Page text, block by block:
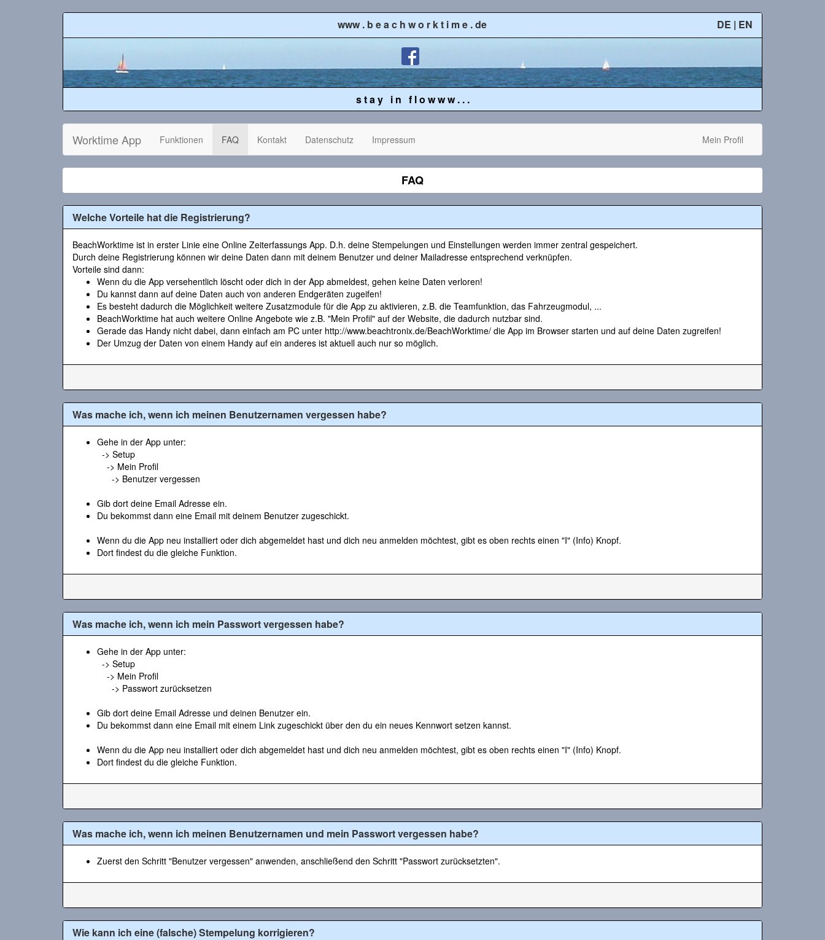
www . b e a c h w o r k t i m e . de DE | EN
s t a y i n f l o w w w . . .
Worktime App Funktionen FAQ Kontakt Datenschutz Impressum Mein Profil
FAQ
Welche Vorteile hat die Registrierung?
BeachWorktime ist in erster Linie eine Online Zeiterfassungs App. D.h. deine Stempelungen und Einstellungen werden immer zentral gespeichert.
Durch deine Registrierung können wir deine Daten dann mit deinem Benutzer und deiner Mailadresse entsprechend verknüpfen.
Vorteile sind dann:
Wenn du die App versehentlich löscht oder dich in der App abmeldest, gehen keine Daten verloren!
Du kannst dann auf deine Daten auch von anderen Endgeräten zugeifen!
Es besteht dadurch die Möglichkeit weitere Zusatzmodule für die App zu aktivieren, z.B. die Teamfunktion, das Fahrzeugmodul, ...
BeachWorktime hat auch weitere Online Angebote wie z.B. "Mein Profil" auf der Website, die dadurch nutzbar sind.
Gerade das Handy nicht dabei, dann einfach am PC unter http://www.beachtronix.de/BeachWorktime/ die App im Browser starten und auf deine Daten zugreifen!
Der Umzug der Daten von einem Handy auf ein anderes ist aktuell auch nur so möglich.
Was mache ich, wenn ich meinen Benutzernamen vergessen habe?
Gehe in der App unter:
-> Setup
-> Mein Profil
-> Benutzer vergessen
Gib dort deine Email Adresse ein.
Du bekommst dann eine Email mit deinem Benutzer zugeschickt.
Wenn du die App neu installiert oder dich abgemeldet hast und dich neu anmelden möchtest, gibt es oben rechts einen "I" (Info) Knopf.
Dort findest du die gleiche Funktion.
Was mache ich, wenn ich mein Passwort vergessen habe?
Gehe in der App unter:
-> Setup
-> Mein Profil
-> Passwort zurücksetzen
Gib dort deine Email Adresse und deinen Benutzer ein.
Du bekommst dann eine Email mit einem Link zugeschickt über den du ein neues Kennwort setzen kannst.
Wenn du die App neu installiert oder dich abgemeldet hast und dich neu anmelden möchtest, gibt es oben rechts einen "I" (Info) Knopf.
Dort findest du die gleiche Funktion.
Was mache ich, wenn ich meinen Benutzernamen und mein Passwort vergessen habe?
Zuerst den Schritt "Benutzer vergessen" anwenden, anschließend den Schritt "Passwort zurücksetzten".
Wie kann ich eine (falsche) Stempelung korrigieren?